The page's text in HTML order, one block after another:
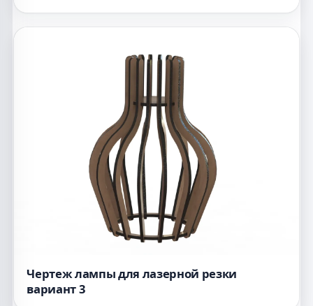
Чертеж лампы для лазерной резки
вариант 3